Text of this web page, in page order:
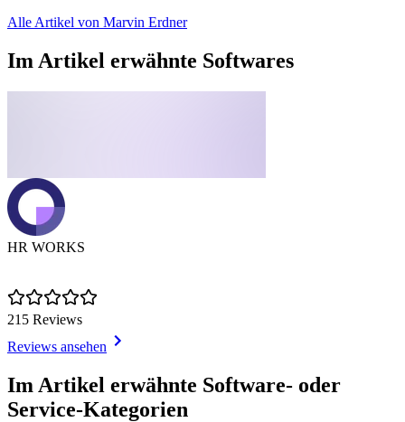
Alle Artikel von Marvin Erdner
Im Artikel erwähnte Softwares
HR WORKS
215 Reviews
Reviews ansehen
1
of
1
Im Artikel erwähnte Software- oder
Service-Kategorien